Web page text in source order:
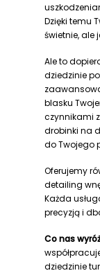
Dzięki temu
świetnie, ale
Ale to
dziedzinie
blasku
czynnikami
drobinki na
do Twojego
Oferujemy
detailing
Każda
precyzją i
Co nas
dziedzinie